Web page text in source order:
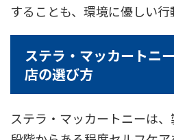
することも、環境に優しい行
ステラ・マッカートニ
店の選び方
ステラ・マッカートニーは